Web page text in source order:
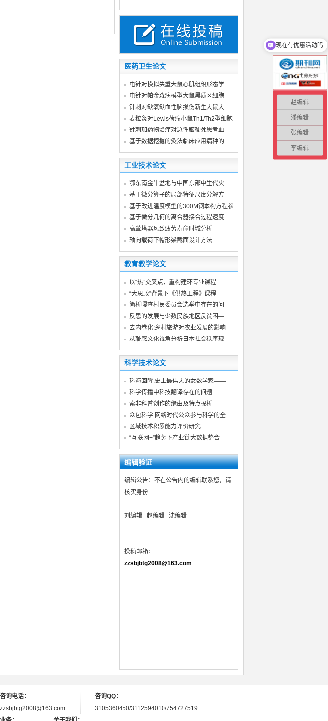
医药卫生论文
电针对模拟失重大鼠心肌组织形态学
电针对帕金森病模型大鼠黑质区细胞
针刺对缺氧缺血性脑损伤新生大鼠大
麦粒灸对Lewis荷瘤小鼠Th1/Th2型细胞因
针刺加药物治疗对急性脑梗死患者血
基于数据挖掘的灸法临床应用病种的
工业技术论文
鄂东南金牛盆地与中国东部中生代火
基于微分算子的局部特征尺度分解方
基于改进温度模型的300M钢本构方程参
基于微分几何的离合器接合过程速度
高耸塔器风致疲劳寿命时域分析
轴向载荷下帽形梁截面设计方法
教育教学论文
以“热”交叉点，重构建环专业课程
“大思政”背景下《供热工程》课程
简析嘎查村民委员会选举中存在的问
反思的发展与少数民族地区反贫困—
去内卷化:乡村旅游对农业发展的影响
从耻感文化视角分析日本社会秩序现
科学技术论文
科海回眸:史上最伟大的女数学家——
科学传播中科技翻译存在的问题
索非科普创作的缘由及特点探析
众包科学:网络时代公众参与科学的全
区域技术积累能力评价研究
“互联网+”趋势下产业链大数据整合
编辑验证
编辑公告：不在公告内的编辑联系您，请
核实身份
刘编辑 赵编辑 沈编辑
投稿邮箱：
zzsbjbtg2008@163.com
咨询电话：
zzsbjbtg2008@163.com
咨询QQ：
3105360450/3112594010/754727519
赵编辑
潘编辑
张编辑
李编辑
投稿怎么投？
现在有优惠活动吗